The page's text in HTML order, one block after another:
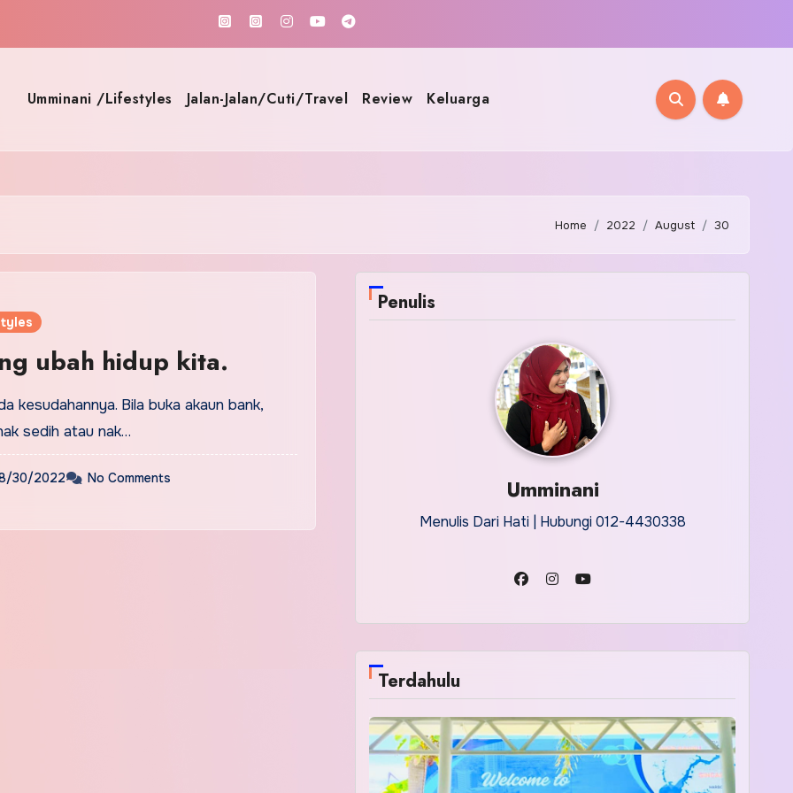
Umminani /Lifestyles Jalan-Jalan/Cuti/Travel Review Keluarga
Home 2022 August 30
ubah hidup kita.
kesudahannya. Bila buka akaun bank,
sedih atau nak…
30/2022 No Comments
Penulis
Umminani
Menulis Dari Hati | Hubungi 012-4430338
Terdahulu